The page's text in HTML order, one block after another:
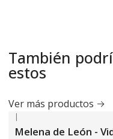
También
estos
Ver más productos
-42%
OFF
|
Melena de León -